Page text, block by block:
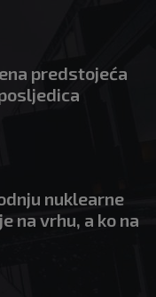
predstojeća
nuklearne
na vrhu, a ko na